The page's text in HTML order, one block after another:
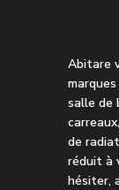
Abitare
salle de
de
réduit à
hésiter,